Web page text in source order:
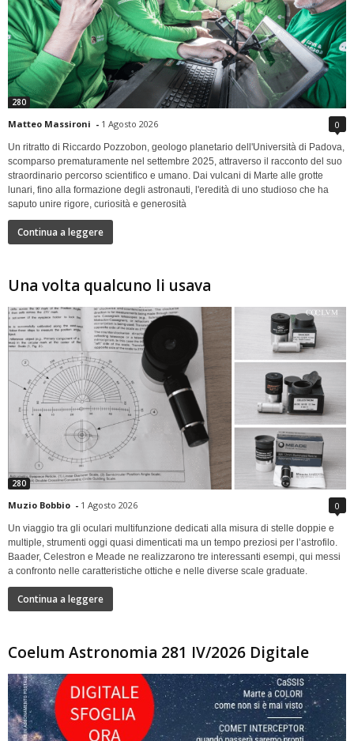
280
Matteo Massironi - 1 Agosto 2026 0
Un ritratto di Riccardo Pozzobon, geologo planetario dell'Università di Padova,
scomparso prematuramente nel settembre 2025, attraverso il racconto del suo
straordinario percorso scientifico e umano. Dai vulcani di Marte alle grotte
lunari, fino alla formazione degli astronauti, l'eredità di uno studioso che ha
saputo unire rigore, curiosità e generosità
Continua a leggere
Una volta qualcuno li usava
280
Muzio Bobbio - 1 Agosto 2026 0
Un viaggio tra gli oculari multifunzione dedicati alla misura di stelle doppie e
multiple, strumenti oggi quasi dimenticati ma un tempo preziosi per l’astrofilo.
Baader, Celestron e Meade ne realizzarono tre interessanti esempi, qui messi
a confronto nelle caratteristiche ottiche e nelle diverse scale graduate.
Continua a leggere
Coelum Astronomia 281 IV/2026 Digitale